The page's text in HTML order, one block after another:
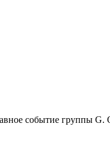
событие группы